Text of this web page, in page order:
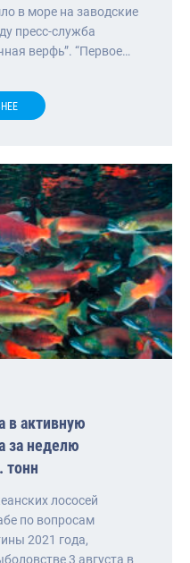
в море на заводские
пресс-служба
верфь”. “Первое…
в активную
за неделю
тонн
лососей
по вопросам
2021 года,
3 августа в